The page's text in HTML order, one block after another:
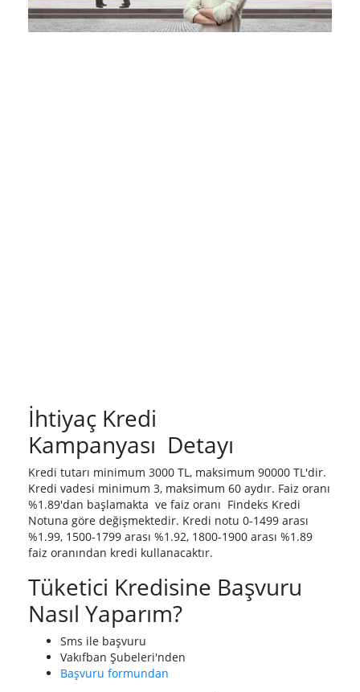
İhtiyaç Kredi
Kampanyası Detayı
Kredi tutarı minimum 3000 TL, maksimum 90000 TL'dir.
Kredi vadesi minimum 3, maksimum 60 aydır. Faiz oranı
%1.89'dan başlamakta ve faiz oranı Findeks Kredi
Notuna göre değişmektedir. Kredi notu 0-1499 arası
%1.99, 1500-1799 arası %1.92, 1800-1900 arası %1.89
faiz oranından kredi kullanacaktır.
Tüketici Kredisine Başvuru
Nasıl Yaparım?
Sms ile başvuru
Vakıfban Şubeleri'nden
Başvuru formundan